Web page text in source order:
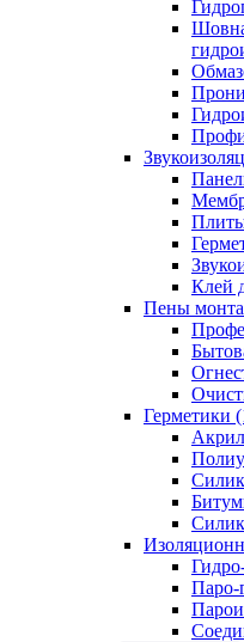
Клей
Пены
Герметики
Паро-